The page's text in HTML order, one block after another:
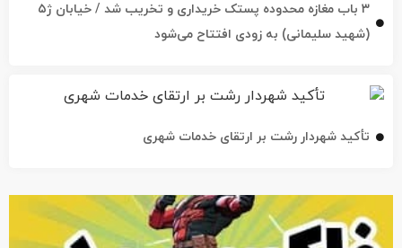
۳ باب مغازه محدوده پستک خریداری و تخریب شد / خیابان ژ۵
(شهید سلیمانی) به زودی افتتاح می‌شود
تأکید شهردار رشت بر ارتقای خدمات شهری